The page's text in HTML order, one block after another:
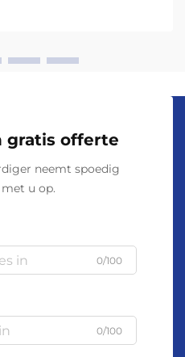
gratis offerte
neemt spoedig
u op.
0/100
0/100